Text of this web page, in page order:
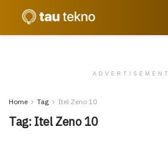
ADVERTISEMENT
Home Tag Itel Zeno 10
Tag: Itel Zeno 10